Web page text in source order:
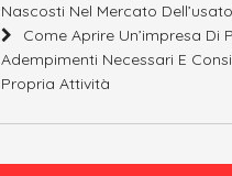
Nascosti Nel Mercato Dell’usato
Come Aprire Un’impresa Di
Adempimenti Necessari E
Propria Attività